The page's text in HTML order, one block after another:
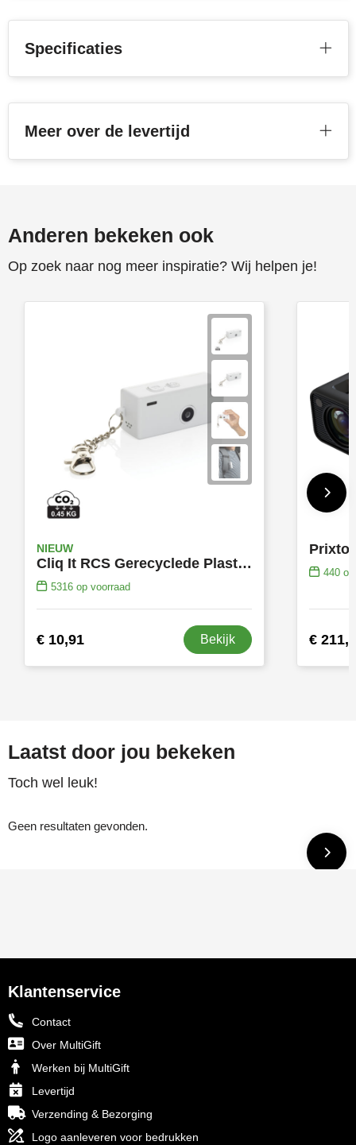
Vinga
Specificaties
Meer over de levertijd
Anderen bekeken ook
Op zoek naar nog meer inspiratie? Wij helpen je!
NIEUW
Cliq It RCS Gerecyclede Plastic Sleutelhangercamera
5316op voorraad
€ 10,91 Bekijk
440op
€
Laatst door jou bekeken
Toch wel leuk!
Geen resultaten gevonden.
Klantenservice
Contact
Over MultiGift
Werken bij MultiGift
Levertijd
Verzending & Bezorging
Logo aanleveren voor bedrukken